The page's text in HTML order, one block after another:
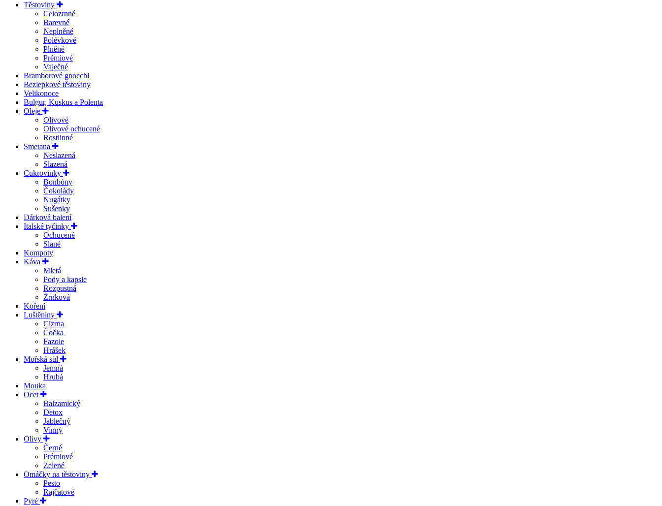
Těstoviny
Celozrnné
Barevné
Neplněné
Polévkové
Plněné
Prémiové
Vaječné
Bramborové gnocchi
Bezlepkové těstoviny
Velikonoce
Bulgur, Kuskus a Polenta
Oleje
Olivové
Olivové ochucené
Rostlinné
Smetana
Neslazená
Slazená
Cukrovinky
Bonbóny
Čokolády
Nugátky
Sušenky
Dárková balení
Italské tyčinky
Ochucené
Slané
Kompoty
Káva
Mletá
Pody a kapsle
Rozpustná
Zrnková
Koření
Luštěniny
Cizrna
Čočka
Fazole
Hrášek
Mořská sůl
Jemná
Hrubá
Mouka
Ocet
Balzamický
Detox
Jablečný
Vinný
Olivy
Černé
Prémiové
Zelené
Omáčky na těstoviny
Pesto
Rajčatové
Pyré